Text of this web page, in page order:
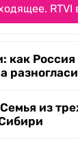
RTVI
как Россия
из